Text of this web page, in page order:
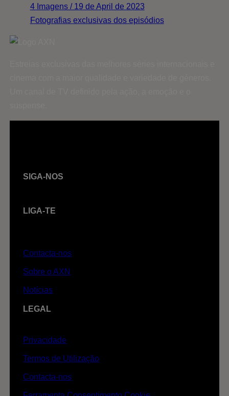
4 Imagens / 19 de April de 2023
Fotografias exclusivas dos episódios
SIGA-NOS
LIGA-TE
Contacta-nos
Sobre o AXN
Notícias
LEGAL
Privacidade
Termos de Utilização
Contacta-nos